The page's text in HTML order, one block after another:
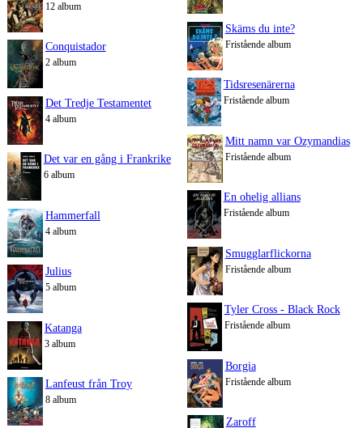
12 album
Conquistador
2 album
Det Tredje Testamentet
4 album
Det var en gång i Frankrike
6 album
Hammerfall
4 album
Julius
5 album
Katanga
3 album
Lanfeust från Troy
8 album
Skäms du inte?
Fristående album
Tidsresenärerna
Fristående album
Mitt namn var Ozymandias
Fristående album
En ohelig allians
Fristående album
Smugglarflickorna
Fristående album
Tyler Cross - Black Rock
Fristående album
Borgia
Fristående album
Zaroff